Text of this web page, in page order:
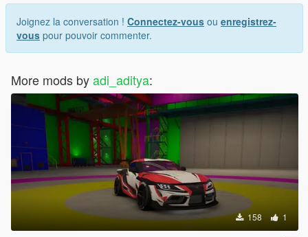
Joignez la conversation ! Connectez-vous ou enregistrez-
vous pour pouvoir commenter.
More mods byadi_aditya:
158 1